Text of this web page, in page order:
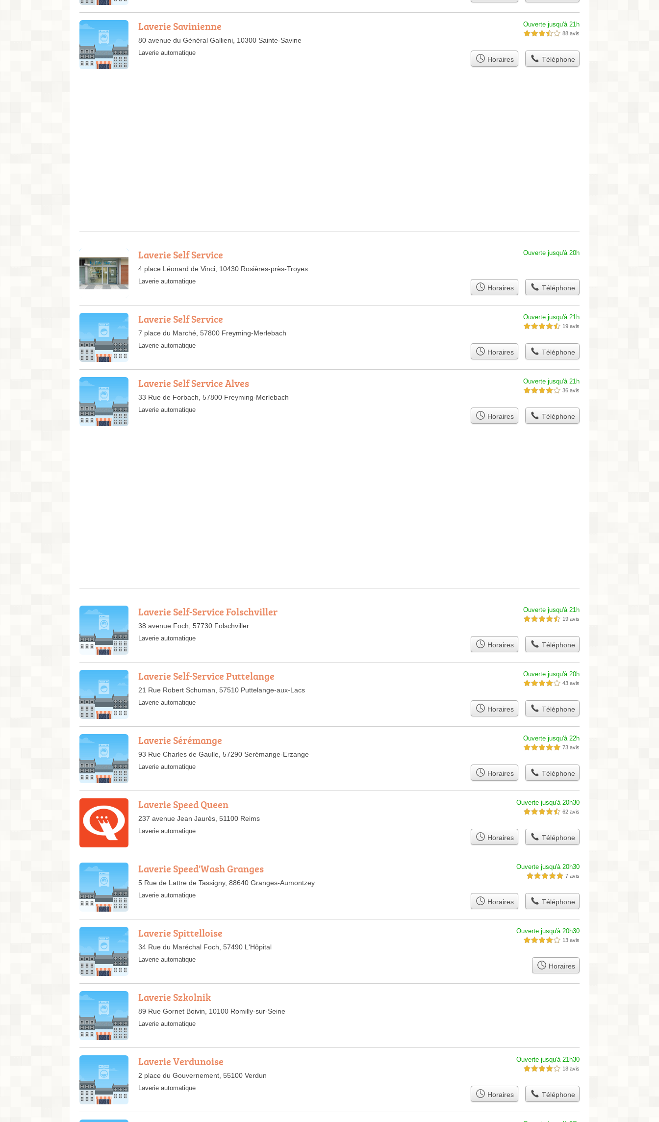
Laverie Savinienne
80 avenue du Général Gallieni, 10300 Sainte-Savine
Ouverte jusqu'à 21h
3,5 étoiles sur 5 88 avis
Laverie automatique
Horaires Téléphone
Laverie Self Service
4 place Léonard de Vinci, 10430 Rosières-près-Troyes
Ouverte jusqu'à 20h
Laverie automatique
Horaires Téléphone
Laverie Self Service
7 place du Marché, 57800 Freyming-Merlebach
Ouverte jusqu'à 21h
4,5 étoiles sur 5 19 avis
Laverie automatique
Horaires Téléphone
Laverie Self Service Alves
33 Rue de Forbach, 57800 Freyming-Merlebach
Ouverte jusqu'à 21h
4,0 étoiles sur 5 36 avis
Laverie automatique
Horaires Téléphone
Laverie Self-Service Folschviller
38 avenue Foch, 57730 Folschviller
Ouverte jusqu'à 21h
4,5 étoiles sur 5 19 avis
Laverie automatique
Horaires Téléphone
Laverie Self-Service Puttelange
21 Rue Robert Schuman, 57510 Puttelange-aux-Lacs
Ouverte jusqu'à 20h
4,0 étoiles sur 5 43 avis
Laverie automatique
Horaires Téléphone
Laverie Sérémange
93 Rue Charles de Gaulle, 57290 Serémange-Erzange
Ouverte jusqu'à 22h
5,0 étoiles sur 5 73 avis
Laverie automatique
Horaires Téléphone
Laverie Speed Queen
237 avenue Jean Jaurès, 51100 Reims
Ouverte jusqu'à 20h30
4,5 étoiles sur 5 62 avis
Laverie automatique
Horaires Téléphone
Laverie Speed'Wash Granges
5 Rue de Lattre de Tassigny, 88640 Granges-Aumontzey
Ouverte jusqu'à 20h30
5,0 étoiles sur 5 7 avis
Laverie automatique
Horaires Téléphone
Laverie Spittelloise
34 Rue du Maréchal Foch, 57490 L'Hôpital
Ouverte jusqu'à 20h30
4,0 étoiles sur 5 13 avis
Laverie automatique
Horaires
Laverie Szkolnik
89 Rue Gornet Boivin, 10100 Romilly-sur-Seine
Laverie automatique
Laverie Verdunoise
2 place du Gouvernement, 55100 Verdun
Ouverte jusqu'à 21h30
4,0 étoiles sur 5 18 avis
Laverie automatique
Horaires Téléphone